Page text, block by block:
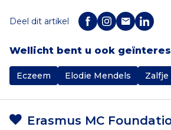
Deel dit artikel
Wellicht bent u ook
Eczeem Elodie Mendels Zalfje
Erasmus MC